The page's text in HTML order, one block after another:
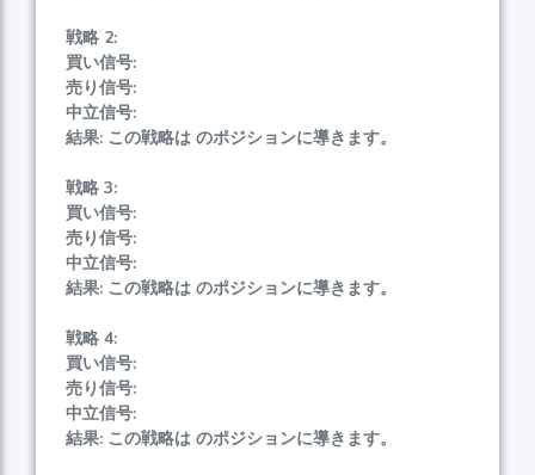
戦略 2:
買い信号:
売り信号:
中立信号:
結果: この戦略は のポジションに導きます。
戦略 3:
買い信号:
売り信号:
中立信号:
結果: この戦略は のポジションに導きます。
戦略 4:
買い信号:
売り信号:
中立信号:
結果: この戦略は のポジションに導きます。